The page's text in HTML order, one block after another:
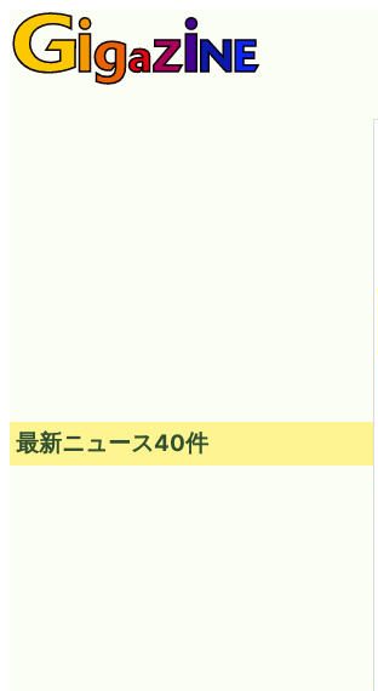
最新ニュース40件